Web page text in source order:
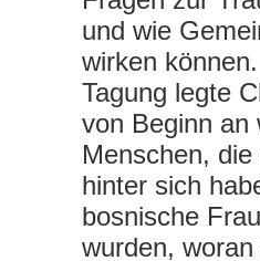
und wie
wirken
Tagung legte
von Beginn an
Menschen,
hinter sich
bosnische
wurden,